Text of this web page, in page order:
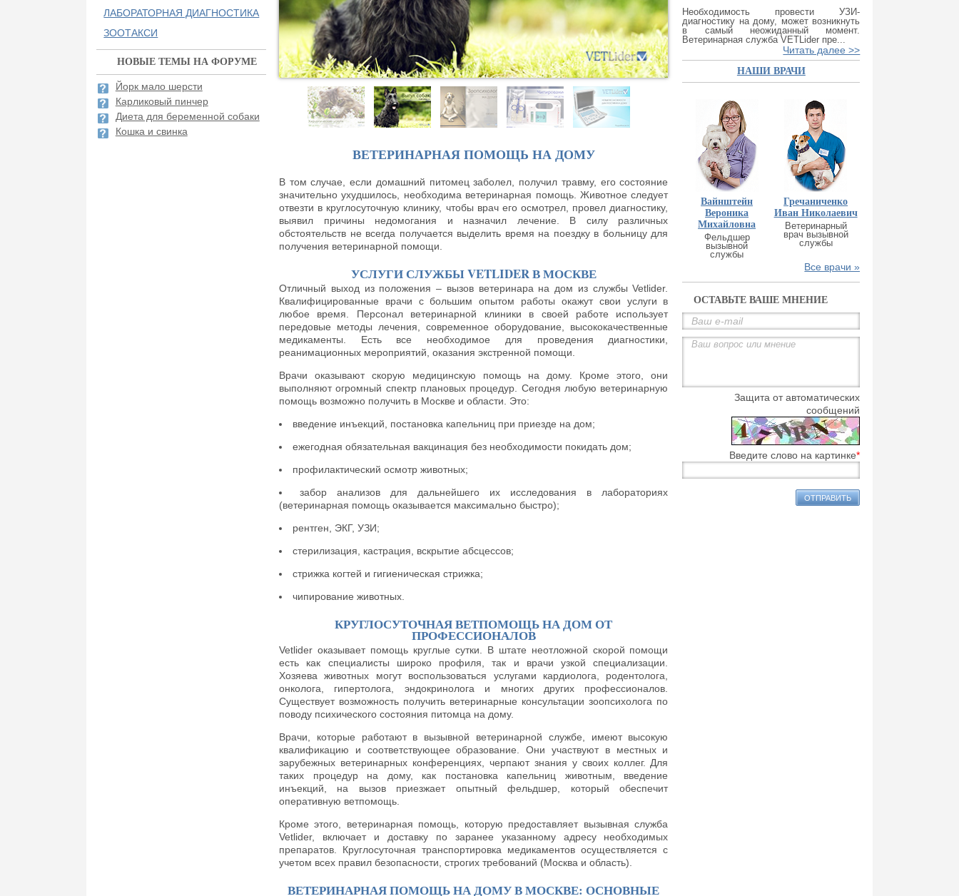
ВЕТЕРИНАРНАЯ ПОМОЩЬ НА ДОМУ
В том случае, если домашний питомец заболел, получил травму, его состояние
значительно ухудшилось, необходима ветеринарная помощь. Животное следует
отвезти в круглосуточную клинику, чтобы врач его осмотрел, провел диагностику,
выявил причины недомогания и назначил лечение. В силу различных
обстоятельств не всегда получается выделить время на поездку в больницу для
получения ветеринарной помощи.
УСЛУГИ СЛУЖБЫ VETLIDER В МОСКВЕ
Отличный выход из положения – вызов ветеринара на дом из службы Vetlider.
Квалифицированные врачи с большим опытом работы окажут свои услуги в
любое время. Персонал ветеринарной клиники в своей работе использует
передовые методы лечения, современное оборудование, высококачественные
медикаменты. Есть все необходимое для проведения диагностики,
реанимационных мероприятий, оказания экстренной помощи.
Врачи оказывают скорую медицинскую помощь на дому. Кроме этого, они
выполняют огромный спектр плановых процедур. Сегодня любую ветеринарную
помощь возможно получить в Москве и области. Это:
введение инъекций, постановка капельниц при приезде на дом;
ежегодная обязательная вакцинация без необходимости покидать дом;
профилактический осмотр животных;
забор анализов для дальнейшего их исследования в лабораториях
(ветеринарная помощь оказывается максимально быстро);
рентген, ЭКГ, УЗИ;
стерилизация, кастрация, вскрытие абсцессов;
стрижка когтей и гигиеническая стрижка;
чипирование животных.
КРУГЛОСУТОЧНАЯ ВЕТПОМОЩЬ НА ДОМ ОТ
ПРОФЕССИОНАЛОВ
Vetlider оказывает помощь круглые сутки. В штате неотложной скорой помощи
есть как специалисты широко профиля, так и врачи узкой специализации.
Хозяева животных могут воспользоваться услугами кардиолога, родентолога,
онколога, гипертолога, эндокринолога и многих других профессионалов.
Существует возможность получить ветеринарные консультации зоопсихолога по
поводу психического состояния питомца на дому.
Врачи, которые работают в вызывной ветеринарной службе, имеют высокую
квалификацию и соответствующее образование. Они участвуют в местных и
зарубежных ветеринарных конференциях, черпают знания у своих коллег. Для
таких процедур на дому, как постановка капельниц животным, введение
инъекций, на вызов приезжает опытный фельдшер, который обеспечит
оперативную ветпомощь.
Кроме этого, ветеринарная помощь, которую предоставляет вызывная служба
Vetlider, включает и доставку по заранее указанному адресу необходимых
препаратов. Круглосуточная транспортировка медикаментов осуществляется с
учетом всех правил безопасности, строгих требований (Москва и область).
ВЕТЕРИНАРНАЯ ПОМОЩЬ НА ДОМУ В МОСКВЕ: ОСНОВНЫЕ
ЛАБОРАТОРНАЯ ДИАГНОСТИКА
ЗООТАКСИ
НОВЫЕ ТЕМЫ НА ФОРУМЕ
Йорк мало шерсти
Карликовый пинчер
Диета для беременной собаки
Кошка и свинка
Необходимость провести УЗИ-
диагностику на дому, может возникнуть
в самый неожиданный момент.
Ветеринарная служба VETLider пре...
Читать далее >>
НАШИ ВРАЧИ
Вайнштейн
Вероника
Михайловна
Фельдшер
вызывной
службы
Гречаниченко
Иван Николаевич
Ветеринарный
врач вызывной
службы
Все врачи »
ОСТАВЬТЕ ВАШЕ МНЕНИЕ
Защита от автоматических
сообщений
Введите слово на картинке*